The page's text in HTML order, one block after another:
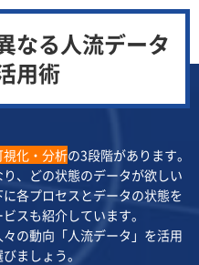
なる人流データ
用術
化・分析の3段階があります。
、どの状態のデータが欲しい
各プロセスとデータの状態を
スも紹介しています。
の動向「人流データ」を活用
ましょう。